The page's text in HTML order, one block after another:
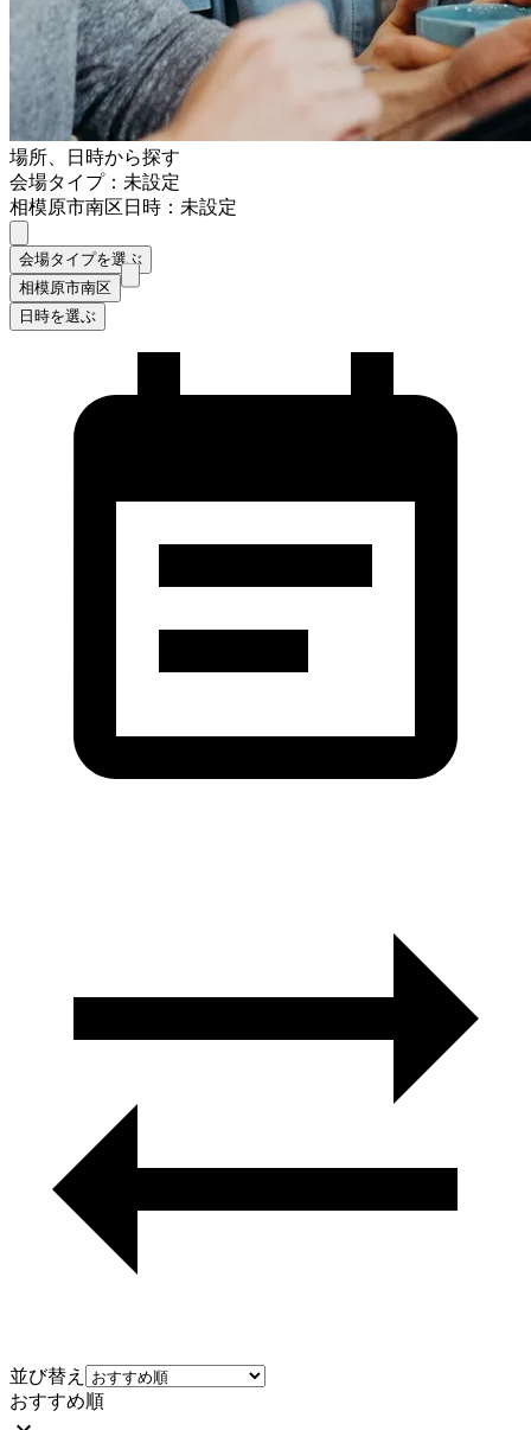
場所、日時から探す
会場タイプ：未設定
相模原市南区日時：未設定
会場タイプを選ぶ
相模原市南区
日時を選ぶ
並び替え
おすすめ順